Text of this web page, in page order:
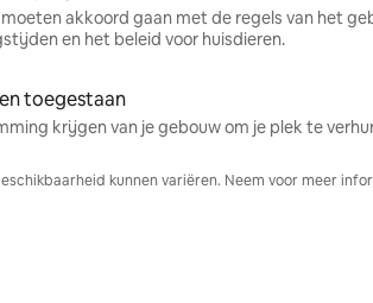
akkoord gaan met de regels van het
en het beleid voor huisdieren.
toegestaan
krijgen van je gebouw om je plek te
kunnen variëren. Neem voor meer